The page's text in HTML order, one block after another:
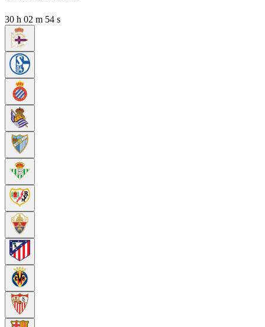
30 h 02 m 53 s